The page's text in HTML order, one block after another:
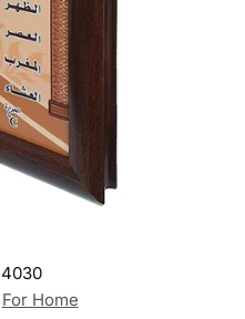
4030
For Home